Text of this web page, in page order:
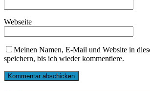
Webseite
Meinen Namen, E-Mail und Website in
speichern, bis ich wieder kommentiere.